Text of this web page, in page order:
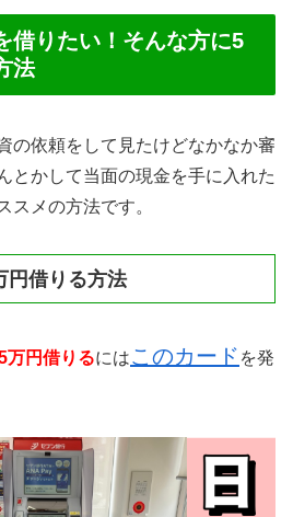
借りたい！そんな方に5
法
の依頼をして見たけどなかなか審
とかして当面の現金を手に入れた
スメの方法です。
円借りる方法
万円借りるにはこのカード を発